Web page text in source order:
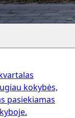
kokybės,
pasiekiamas